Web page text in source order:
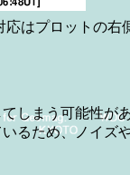
はプロットの右
しまう可能性が
るため、ノイ